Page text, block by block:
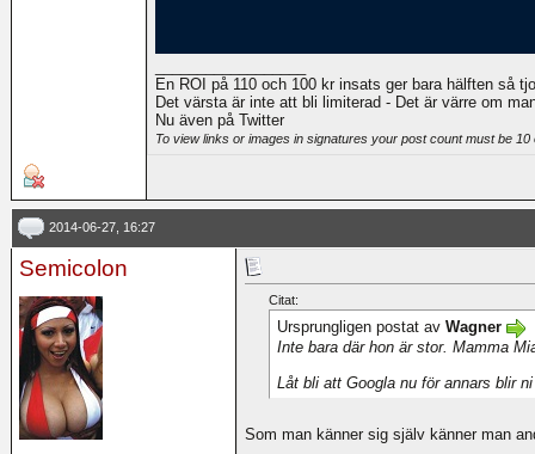
En ROI på 110 och 100 kr insats ger bara hälften så
Det värsta är inte att bli limiterad - Det är värre om
Nu även på Twitter
To view links or images in signatures your post count must be
2014-06-27, 16:27
Semicolon
Citat:
Ursprungligen postat av Wagner
Inte bara där hon är stor. Mamma
Låt bli att Googla nu för annars blir
Som man känner sig själv känner man